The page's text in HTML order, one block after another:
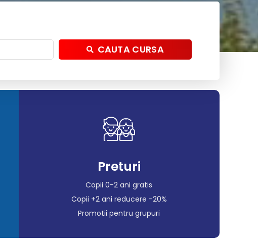
CAUTA CURSA
Preturi
Copii 0-2 ani gratis
Copii +2 ani reducere -20%
Promotii pentru grupuri